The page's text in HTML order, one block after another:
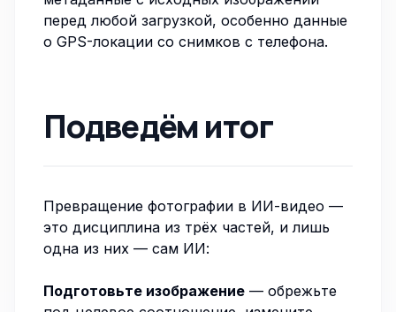
перед любой загрузкой, особенно данные
о GPS-локации со снимков с телефона.
Подведём итог
Превращение фотографии в ИИ-видео —
это дисциплина из трёх частей, и лишь
одна из них — сам ИИ:
Подготовьте изображение — обрежьте